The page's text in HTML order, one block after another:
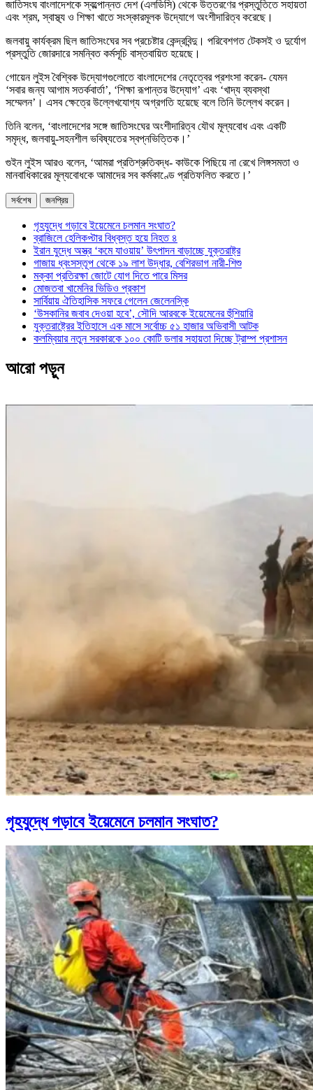
জাতিসংঘ বাংলাদেশকে স্বল্পোন্নত দেশ (এলডিসি) থেকে উত্তরণের প্রস্তুতিতে সহায়তা
এবং শ্রম, স্বাস্থ্য ও শিক্ষা খাতে সংস্কারমূলক উদ্যোগে অংশীদারিত্ব করেছে।
জলবায়ু কার্যক্রম ছিল জাতিসংঘের সব প্রচেষ্টার কেন্দ্রবিন্দু। পরিবেশগত টেকসই ও দুর্যোগ
প্রস্তুতি জোরদারে সমন্বিত কর্মসূচি বাস্তবায়িত হয়েছে।
গোয়েন লুইস বৈশ্বিক উদ্যোগগুলোতে বাংলাদেশের নেতৃত্বের প্রশংসা করেন- যেমন
‘সবার জন্য আগাম সতর্কবার্তা’, ‘শিক্ষা রূপান্তর উদ্যোগ’ এবং ‘খাদ্য ব্যবস্থা
সম্মেলন’। এসব ক্ষেত্রে উল্লেখযোগ্য অগ্রগতি হয়েছে বলে তিনি উল্লেখ করেন।
তিনি বলেন, ‘বাংলাদেশের সঙ্গে জাতিসংঘের অংশীদারিত্ব যৌথ মূল্যবোধ এবং একটি
সমৃদ্ধ, জলবায়ু-সহনশীল ভবিষ্যতের স্বপ্নভিত্তিক।’
গুইন লুইস আরও বলেন, ‘আমরা প্রতিশ্রুতিবদ্ধ- কাউকে পিছিয়ে না রেখে লিঙ্গসমতা ও
মানবাধিকারের মূল্যবোধকে আমাদের সব কর্মকাণ্ডে প্রতিফলিত করতে।’
সর্বশেষ জনপ্রিয়
গৃহযুদ্ধে গড়াবে ইয়েমেনে চলমান সংঘাত?
ব্রাজিলে হেলিকপ্টার বিধ্বস্ত হয়ে নিহত ৪
ইরান যুদ্ধে অস্ত্র ‘কমে যাওয়ায়’ উৎপাদন বাড়াচ্ছে যুক্তরাষ্ট্র
গাজায় ধ্বংসস্তূপ থেকে ১৯ লাশ উদ্ধার, বেশিরভাগ নারী-শিশু
মক্কা প্রতিরক্ষা জোটে যোগ দিতে পারে মিসর
মোজতবা খামেনির ভিডিও প্রকাশ
সার্বিয়ায় ঐতিহাসিক সফরে গেলেন জেলেনস্কি
‘উসকানির জবাব দেওয়া হবে’, সৌদি আরবকে ইয়েমেনের হুঁশিয়ারি
যুক্তরাষ্ট্রের ইতিহাসে এক মাসে সর্বোচ্চ ৫১ হাজার অভিবাসী আটক
কলম্বিয়ার নতুন সরকারকে ১০০ কোটি ডলার সহায়তা দিচ্ছে ট্রাম্প প্রশাসন
আরো পড়ুন
গৃহযুদ্ধে গড়াবে ইয়েমেনে চলমান সংঘাত?